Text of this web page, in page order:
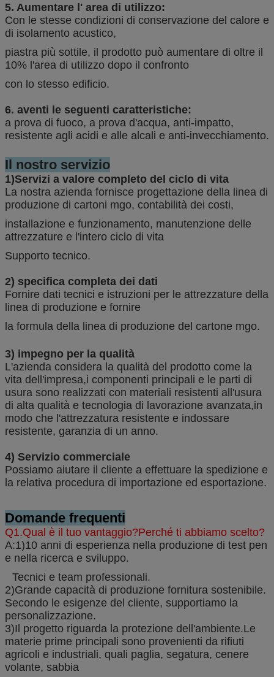
5. Aumentare l' area di utilizzo:
Con le stesse condizioni di conservazione del calore e
di isolamento acustico,
piastra più sottile, il prodotto può aumentare di oltre il
10% l'area di utilizzo dopo il confronto
con lo stesso edificio.
6. aventi le seguenti caratteristiche:
a prova di fuoco, a prova d'acqua, anti-impatto,
resistente agli acidi e alle alcali e anti-invecchiamento.
Il nostro servizio
1)Servizi a valore completo del ciclo di vita
La nostra azienda fornisce progettazione della linea di
produzione di cartoni mgo, contabilità dei costi,
installazione e funzionamento, manutenzione delle
attrezzature e l'intero ciclo di vita
Supporto tecnico.
2) specifica completa dei dati
Fornire dati tecnici e istruzioni per le attrezzature della
linea di produzione e fornire
la formula della linea di produzione del cartone mgo.
3) impegno per la qualità
L'azienda considera la qualità del prodotto come la
vita dell'impresa,i componenti principali e le parti di
usura sono realizzati con materiali resistenti all'usura
di alta qualità e tecnologia di lavorazione avanzata,in
modo che l'attrezzatura resistente e indossare
resistente, garanzia di un anno.
4) Servizio commerciale
Possiamo aiutare il cliente a effettuare la spedizione e
la relativa procedura di importazione ed esportazione.
Domande frequenti
Q1.Qual è il tuo vantaggio?Perché ti abbiamo scelto?
A:1)10 anni di esperienza nella produzione di test pen
e nella ricerca e sviluppo.
Tecnici e team professionali.
2)Grande capacità di produzione fornitura sostenibile.
Secondo le esigenze del cliente, supportiamo la
personalizzazione.
3)Il progetto riguarda la protezione dell'ambiente.Le
materie prime principali sono provenienti da rifiuti
agricoli e industriali, quali paglia, segatura, cenere
volante, sabbia